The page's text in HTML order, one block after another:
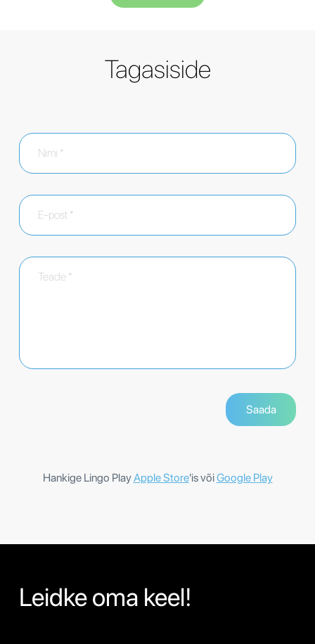
Tagasiside
Hankige Lingo PlayApple Store'is võiGoogle Play
Leidke oma keel!